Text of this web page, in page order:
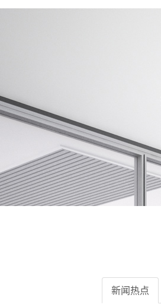
新闻热点